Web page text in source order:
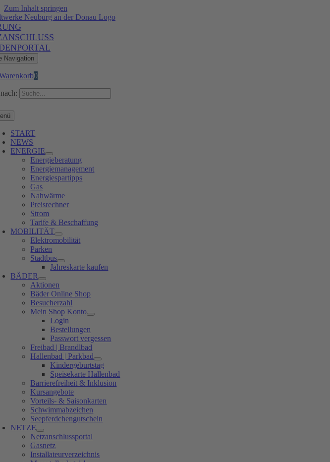
Zum Inhalt springen
Navigation
0
START
NEWS
ENERGIE
Energieberatung
Energiemanagement
Energiespartipps
Gas
Nahwärme
Preisrechner
Strom
Tarife & Beschaffung
MOBILITÄT
Elektromobilität
Parken
Stadtbus
Jahreskarte kaufen
BÄDER
Aktionen
Bäder Online Shop
Besucherzahl
Mein Shop Konto
Login
Bestellungen
Passwort vergessen
Freibad | Brandlbad
Hallenbad | Parkbad
Kindergeburtstag
Speisekarte Hallenbad
Barrierefreiheit & Inklusion
Kursangebote
Vorteils- & Saisonkarten
Schwimmabzeichen
Seepferdchengutschein
NETZE
Netzanschlussportal
Gasnetz
Installateurverzeichnis